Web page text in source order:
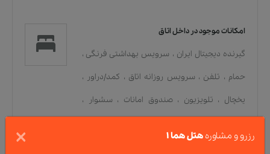
امکانات موجود در داخل اتاق
گیرنده دیجیتال ایران ، سرویس بهداشتی فرنگی ،
حمام ، تلفن ، سرویس روزانه اتاق ، کمد/دراور ،
یخچال ، تلویزیون ، صندوق امانات ، سشوار ،
رزرو و مشاوره هتل هما ۱ ×